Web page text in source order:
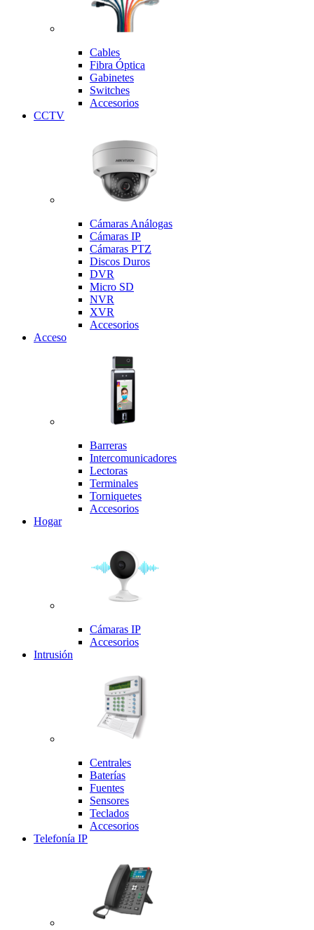
Cables
Fibra Óptica
Gabinetes
Switches
Accesorios
CCTV
Cámaras Análogas
Cámaras IP
Cámaras PTZ
Discos Duros
DVR
Micro SD
NVR
XVR
Accesorios
Acceso
Barreras
Intercomunicadores
Lectoras
Terminales
Torniquetes
Accesorios
Hogar
Cámaras IP
Accesorios
Intrusión
Centrales
Baterías
Fuentes
Sensores
Teclados
Accesorios
Telefonía IP